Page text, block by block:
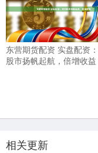
东营期货配资 实盘配资
股市扬帆起航，倍增收益
相关更新